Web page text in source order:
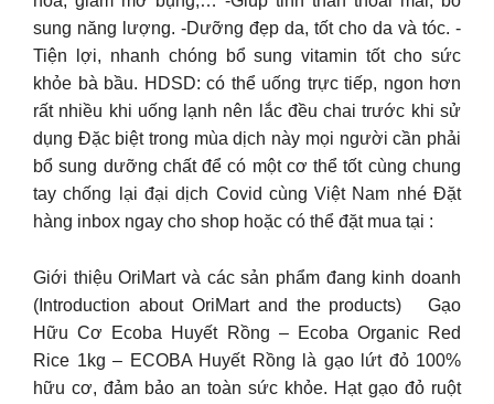
sung năng lượng. -Dưỡng đẹp da, tốt cho da và tóc. -
Tiện lợi, nhanh chóng bổ sung vitamin tốt cho sức
khỏe bà bầu. HDSD: có thể uống trực tiếp, ngon hơn
rất nhiều khi uống lạnh nên lắc đều chai trước khi sử
dụng Đặc biệt trong mùa dịch này mọi người cần phải
bổ sung dưỡng chất để có một cơ thể tốt cùng chung
tay chống lại đại dịch Covid cùng Việt Nam nhé Đặt
hàng inbox ngay cho shop hoặc có thể đặt mua tại :
Giới thiệu OriMart và các sản phẩm đang kinh doanh
(Introduction about OriMart and the products) Gạo
Hữu Cơ Ecoba Huyết Rồng – Ecoba Organic Red
Rice 1kg – ECOBA Huyết Rồng là gạo lứt đỏ 100%
hữu cơ, đảm bảo an toàn sức khỏe. Hạt gạo đỏ ruột